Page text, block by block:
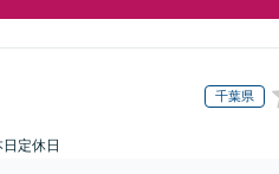
千葉県
定休日